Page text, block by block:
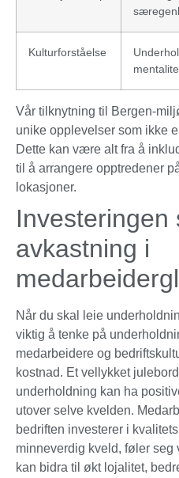
Kulturforståelse
Vår tilknytning til Bergen-
unike opplevelser som ikke
Dette kan være alt fra å
til å arrangere opptredener
lokasjoner.
Investeringen
avkastning i
Når du skal leie
viktig å tenke på
medarbeidere og
kostnad. Et vellykket
underholdning kan ha
utover selve kvelden.
bedriften investerer i
minneverdig kveld, føler seg
kan bidra til økt lojalitet,